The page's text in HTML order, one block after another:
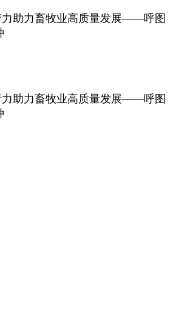
力助力畜牧业高质量发展——呼图
力助力畜牧业高质量发展——呼图